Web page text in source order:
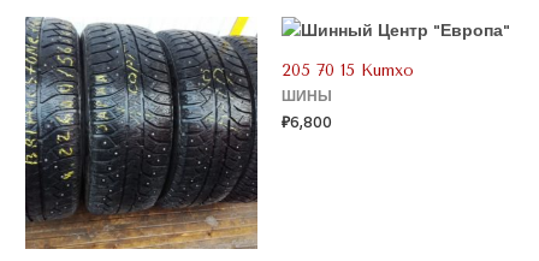
205 70 15 Kumxo
ШИНЫ
₽6,800